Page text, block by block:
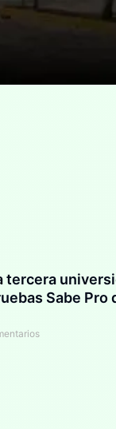
tercera
Sabe Pro